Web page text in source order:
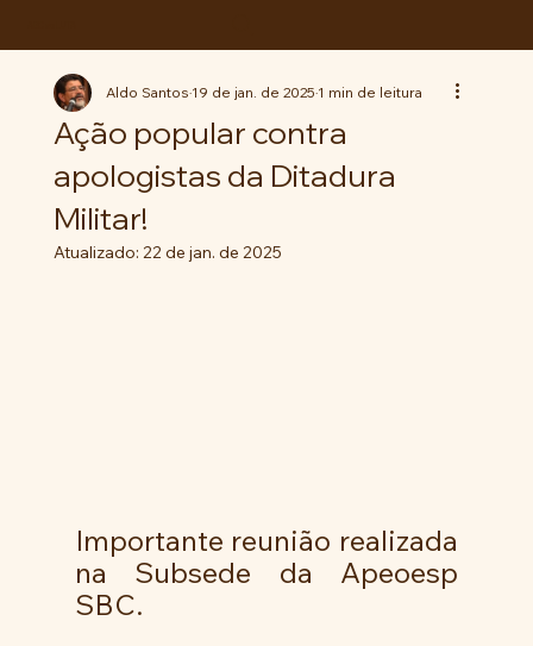
Ação popular contra
apologistas da Ditadura
Militar!
Aldo Santos19 de jan. de 20251 min de leitura
Atualizado: 22 de jan. de 2025
Importante reunião realizada
na Subsede da Apeoesp
SBC.